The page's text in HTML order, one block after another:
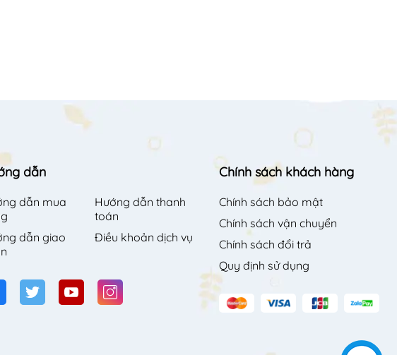
dẫn
dẫn mua
Hướng dẫn thanh
toán
dẫn giao
Điều khoản dịch vụ
Chính sách khách hàng
Chính sách bảo mật
Chính sách vận chuyển
Chính sách đổi trả
Quy định sử dụng